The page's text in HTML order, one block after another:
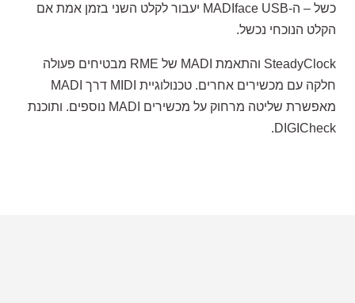
כשל – ה-MADIface USB יעבור לקלט השני בזמן אמת אם
הקלט הנוכחי נכשל.
SteadyClock והתאמת MADI של RME מבטיחים פעולה
חלקה עם מכשירים אחרים. טכנולוגיית MIDI דרך MADI
מאפשרת שליטה מרחוק על מכשירים MADI נוספים. ותוכנת
DIGICheck.